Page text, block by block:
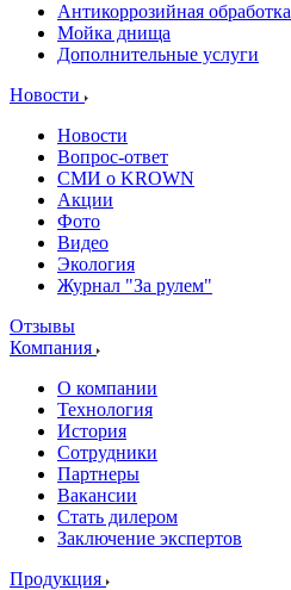
Антикоррозийная обработка
Мойка днища
Дополнительные услуги
Новости
Новости
Вопрос-ответ
СМИ о KROWN
Акции
Фото
Видео
Экология
Журнал "За рулем"
Отзывы
Компания
О компании
Технология
История
Сотрудники
Партнеры
Вакансии
Стать дилером
Заключение экспертов
Продукция